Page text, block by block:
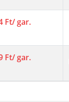
Ft/ gar.
Ft/ gar.